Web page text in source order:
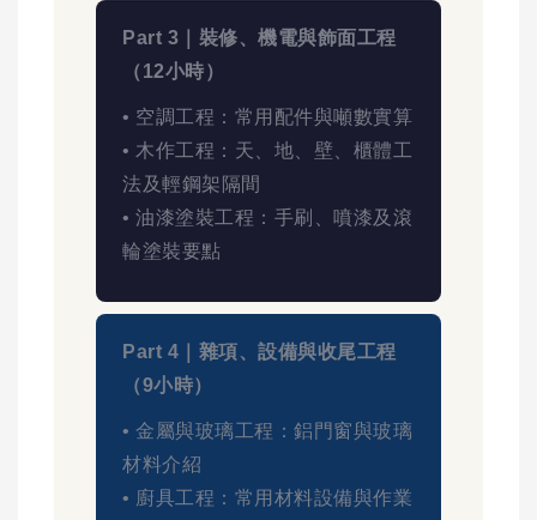
Part 3｜裝修、機電與飾面工程
（12小時）
• 空調工程：常用配件與噸數實算
• 木作工程：天、地、壁、櫃體工
法及輕鋼架隔間
• 油漆塗裝工程：手刷、噴漆及滾
輪塗裝要點
Part 4｜雜項、設備與收尾工程
（9小時）
• 金屬與玻璃工程：鋁門窗與玻璃
材料介紹
• 廚具工程：常用材料設備與作業